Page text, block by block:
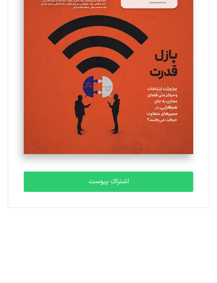
مینا پاکدل
یسنا امان‌پور
تحریریه
ملینا جعفری
تحریریه
مصطفی مسجدی آرانی
تحریریه
بابک نقاش
تحریریه
اشتراک پیوست